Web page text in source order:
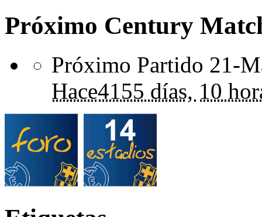
Próximo Century
Próximo Partido 21-
Hace4155 días, 10